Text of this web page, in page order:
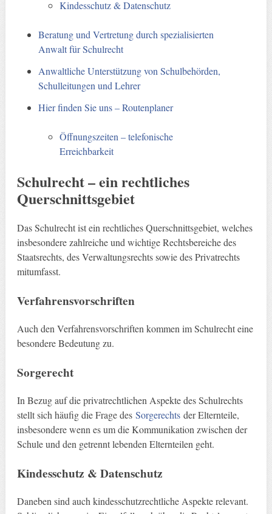
Kindesschutz & Datenschutz
Beratung und Vertretung durch spezialisierten
Anwalt für Schulrecht
Anwaltliche Unterstützung von Schulbehörden,
Schulleitungen und Lehrer
Hier finden Sie uns – Routenplaner
Öffnungszeiten – telefonische
Erreichbarkeit
Schulrecht – ein rechtliches
Querschnittsgebiet
Das Schulrecht ist ein rechtliches Querschnittsgebiet, welches
insbesondere zahlreiche und wichtige Rechtsbereiche des
Staatsrechts, des Verwaltungsrechts sowie des Privatrechts
mitumfasst.
Verfahrensvorschriften
Auch den Verfahrensvorschriften kommen im Schulrecht eine
besondere Bedeutung zu.
Sorgerecht
In Bezug auf die privatrechtlichen Aspekte des Schulrechts
stellt sich häufig die Frage des Sorgerechtsder Elternteile,
insbesondere wenn es um die Kommunikation zwischen der
Schule und den getrennt lebenden Elternteilen geht.
Kindesschutz & Datenschutz
Daneben sind auch kindesschutzrechtliche Aspekte relevant.